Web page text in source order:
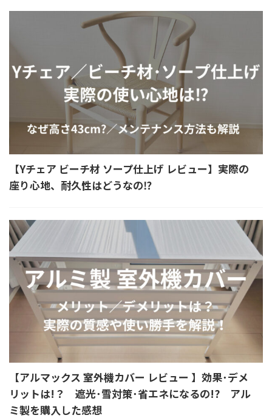
【Yチェア ビーチ材 ソープ仕上げ レビュー】実際の
座り心地、耐久性はどうなの⁉︎
【アルマックス 室外機カバー レビュー 】効果･デメ
リットは!？ 遮光･雪対策･省エネになるの!? アル
ミ製を購入した感想